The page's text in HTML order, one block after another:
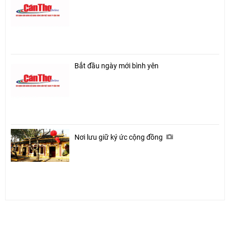
Bắt đầu ngày mới bình yên
Nơi lưu giữ ký ức cộng đồng